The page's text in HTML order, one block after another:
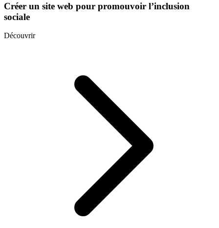
Créer un site web pour promouvoir l’inclusion
sociale
Découvrir